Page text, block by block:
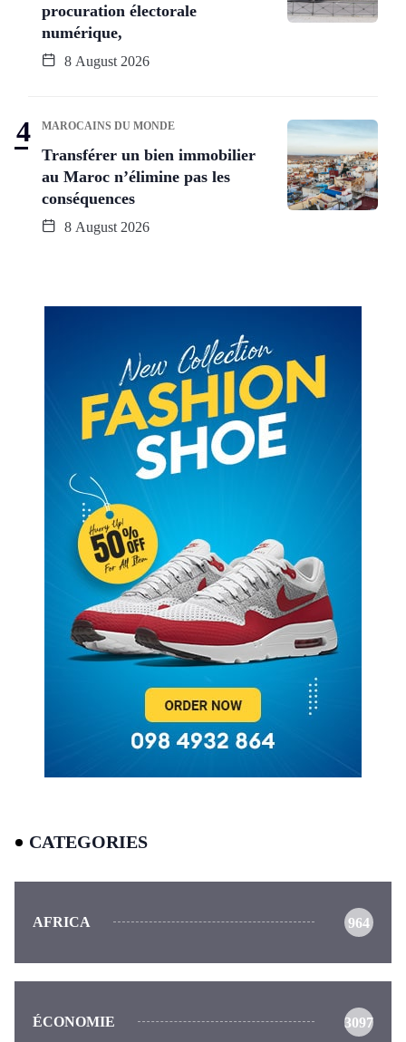
procuration électorale
numérique,
8 August 2026
MAROCAINS DU MONDE
Transférer un bien immobilier
au Maroc n’élimine pas les
conséquences
8 August 2026
CATEGORIES
AFRICA 964
ÉCONOMIE 3097